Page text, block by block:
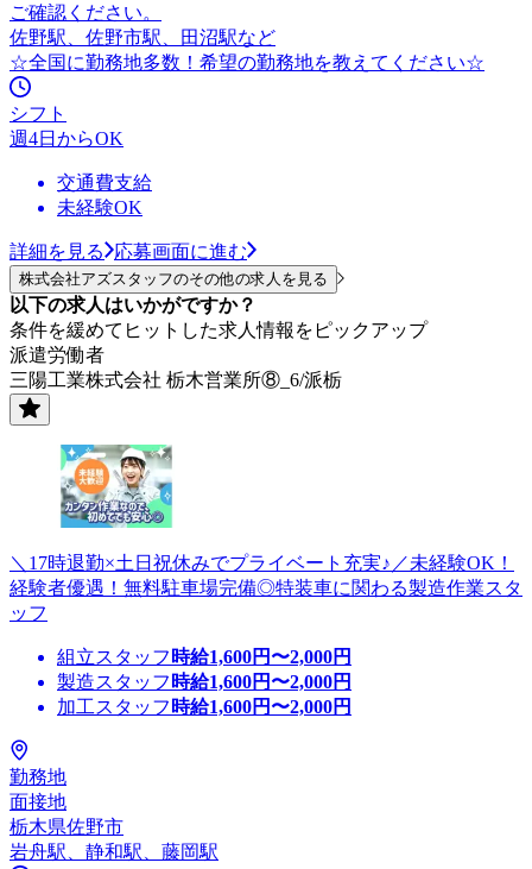
ご確認ください。
佐野駅、佐野市駅、田沼駅など
☆全国に勤務地多数！希望の勤務地を教えてください☆
シフト
週4日からOK
交通費支給
未経験OK
詳細を見る 応募画面に進む
株式会社アズスタッフのその他の求人を見る
以下の求人はいかがですか？
条件を緩めてヒットした求人情報をピックアップ
派遣労働者
三陽工業株式会社 栃木営業所⑧_6/派栃
＼17時退勤×土日祝休みでプライベート充実♪／未経験OK！
経験者優遇！無料駐車場完備◎特装車に関わる製造作業スタ
ッフ
組立スタッフ 時給1,600円〜2,000円
製造スタッフ 時給1,600円〜2,000円
加工スタッフ 時給1,600円〜2,000円
勤務地
面接地
栃木県佐野市
岩舟駅、静和駅、藤岡駅